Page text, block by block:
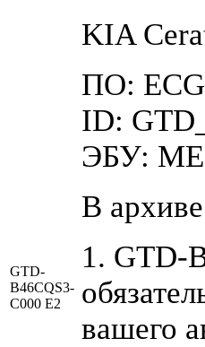
GTD-
B46CQS3-
C000 E2
KIA
ПО:
ID:
ЭБУ:
В
1. GTD-
вашего